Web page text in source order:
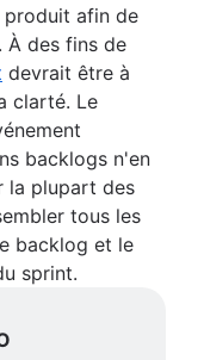
produit afin de
À des fins de
devrait être à
clarté. Le
backlogs n'en
la plupart des
tous les
backlog et le
sprint.